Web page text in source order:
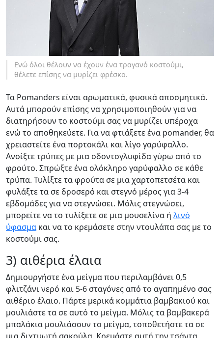
Ενώ όλοι θέλουν να έχουν ένα τραγανό κοστούμι,
θέλετε επίσης να μυρίζει φρέσκο.
Τα Pomanders είναι αρωματικά, φυσικά αποσμητικά.
Αυτά μπορούν επίσης να χρησιμοποιηθούν για να
διατηρήσουν το κοστούμι σας να μυρίζει υπέροχα
ενώ το αποθηκεύετε. Για να φτιάξετε ένα pomander, θα
χρειαστείτε ένα πορτοκάλι και λίγο γαρύφαλλο.
Ανοίξτε τρύπες με μια οδοντογλυφίδα γύρω από το
φρούτο. Σπρώξτε ένα ολόκληρο γαρύφαλλο σε κάθε
τρύπα. Τυλίξτε τα φρούτα σε μια χαρτοπετσέτα και
φυλάξτε τα σε δροσερό και στεγνό μέρος για 3-4
εβδομάδες για να στεγνώσει. Μόλις στεγνώσει,
μπορείτε να το τυλίξετε σε μια μουσελίνα ή λινό
ύφασμα και να το κρεμάσετε στην ντουλάπα σας με το
κοστούμι σας.
3) αιθέρια έλαια
Δημιουργήστε ένα μείγμα που περιλαμβάνει 0,5
φλιτζάνι νερό και 5-6 σταγόνες από το αγαπημένο σας
αιθέριο έλαιο. Πάρτε μερικά κομμάτια βαμβακιού και
μουλιάστε τα σε αυτό το μείγμα. Μόλις τα βαμβακερά
μπαλάκια μουλιάσουν το μείγμα, τοποθετήστε τα σε
μια διχτυωτή σακούλα. Κρεμάστε αυτή την τσάντα